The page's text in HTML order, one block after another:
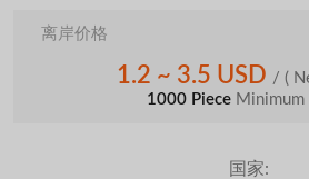
离岸价格
1.2 ~ 3.5 USD / (
1000 Piece Minimum
国家: